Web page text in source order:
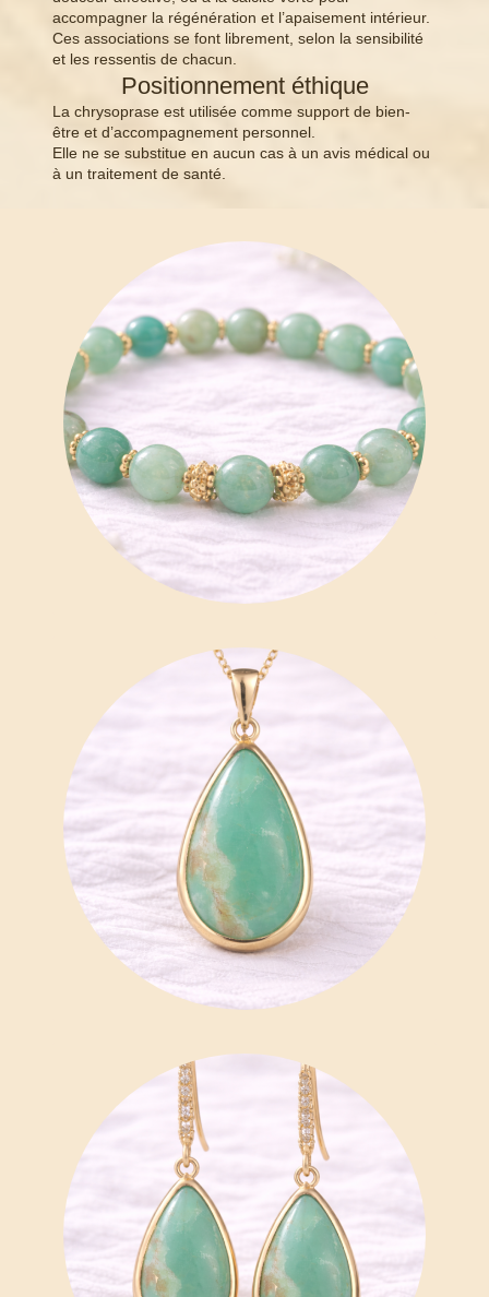
accompagner la régénération et l’apaisement intérieur.
Ces associations se font librement, selon la sensibilité
et les ressentis de chacun.
Positionnement éthique
La chrysoprase est utilisée comme support de bien-
être et d’accompagnement personnel.
Elle ne se substitue en aucun cas à un avis médical ou
à un traitement de santé.